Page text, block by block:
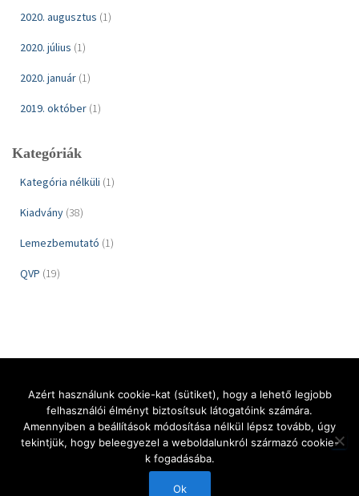
2020. augusztus (1)
2020. július (1)
2020. január (1)
2019. október (1)
Kategóriák
Kategória nélküli (1)
Kiadvány (38)
Lemezbemutató (1)
QVP (19)
KEZDŐLAP QUALITY VINYL PROJECTS KIADVÁNYOK HÍREK
AJÁNLATKÉRÉS KAPCSOLAT MAGYAR
Hestia | Fejlesztő:
Azért használunk cookie-kat (sütiket), hogy a lehető legjobb
felhasználói élményt biztosítsuk látogatóink számára.
Amennyiben a beállítások módosítása nélkül lépsz tovább, úgy
tekintjük, hogy beleegyezel a weboldalunkról származó cookie-
k fogadásába.
Ok